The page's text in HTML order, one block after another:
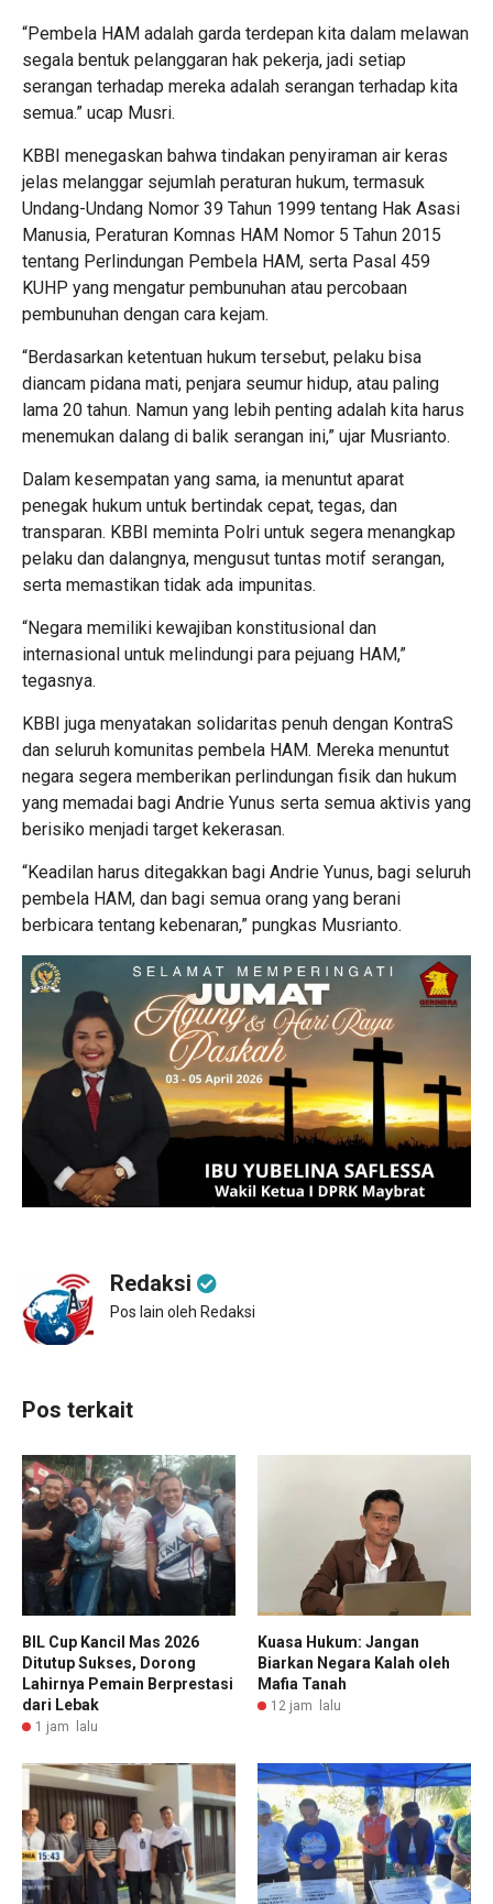
“Pembela HAM adalah garda terdepan kita dalam melawan
segala bentuk pelanggaran hak pekerja, jadi setiap
serangan terhadap mereka adalah serangan terhadap kita
semua.” ucap Musri.
KBBI menegaskan bahwa tindakan penyiraman air keras
jelas melanggar sejumlah peraturan hukum, termasuk
Undang-Undang Nomor 39 Tahun 1999 tentang Hak Asasi
Manusia, Peraturan Komnas HAM Nomor 5 Tahun 2015
tentang Perlindungan Pembela HAM, serta Pasal 459
KUHP yang mengatur pembunuhan atau percobaan
pembunuhan dengan cara kejam.
“Berdasarkan ketentuan hukum tersebut, pelaku bisa
diancam pidana mati, penjara seumur hidup, atau paling
lama 20 tahun. Namun yang lebih penting adalah kita harus
menemukan dalang di balik serangan ini,” ujar Musrianto.
Dalam kesempatan yang sama, ia menuntut aparat
penegak hukum untuk bertindak cepat, tegas, dan
transparan. KBBI meminta Polri untuk segera menangkap
pelaku dan dalangnya, mengusut tuntas motif serangan,
serta memastikan tidak ada impunitas.
“Negara memiliki kewajiban konstitusional dan
internasional untuk melindungi para pejuang HAM,”
tegasnya.
KBBI juga menyatakan solidaritas penuh dengan KontraS
dan seluruh komunitas pembela HAM. Mereka menuntut
negara segera memberikan perlindungan fisik dan hukum
yang memadai bagi Andrie Yunus serta semua aktivis yang
berisiko menjadi target kekerasan.
“Keadilan harus ditegakkan bagi Andrie Yunus, bagi seluruh
pembela HAM, dan bagi semua orang yang berani
berbicara tentang kebenaran,” pungkas Musrianto.
Redaksi
Pos lain oleh Redaksi
Pos terkait
BIL Cup Kancil Mas 2026
Ditutup Sukses, Dorong
Lahirnya Pemain Berprestasi
dari Lebak
1 jam lalu
Kuasa Hukum: Jangan
Biarkan Negara Kalah oleh
Mafia Tanah
12 jam lalu